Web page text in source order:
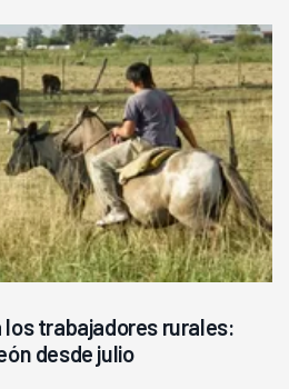
los trabajadores rurales:
desde julio